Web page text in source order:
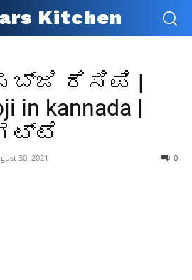
Kitchen
ರೆಸಿಪಿ |
in kannada |
30, 2021 0